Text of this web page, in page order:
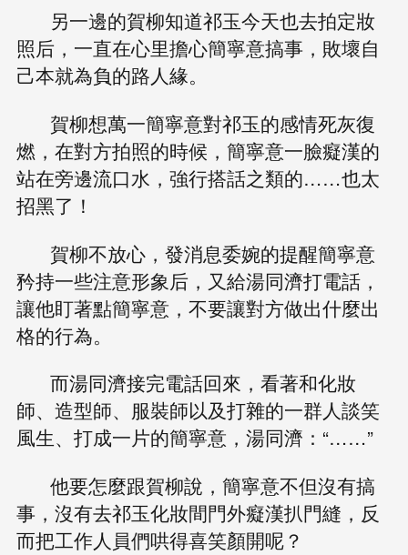
另一邊的賀柳知道祁玉今天也去拍定妝
照后，一直在心里擔心簡寧意搞事，敗壞自
己本就為負的路人緣。
賀柳想萬一簡寧意對祁玉的感情死灰復
燃，在對方拍照的時候，簡寧意一臉癡漢的
站在旁邊流口水，強行搭話之類的……也太
招黑了！
賀柳不放心，發消息委婉的提醒簡寧意
矜持一些注意形象后，又給湯同濟打電話，
讓他盯著點簡寧意，不要讓對方做出什麼出
格的行為。
而湯同濟接完電話回來，看著和化妝
師、造型師、服裝師以及打雜的一群人談笑
風生、打成一片的簡寧意，湯同濟：“……”
他要怎麼跟賀柳說，簡寧意不但沒有搞
事，沒有去祁玉化妝間門外癡漢扒門縫，反
而把工作人員們哄得喜笑顏開呢？